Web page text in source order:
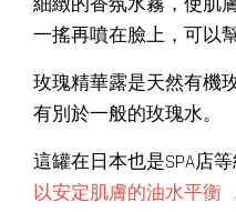
一搖再噴在臉上，可以
玫瑰精華露是天然有機
有別於一般的玫瑰水。
這罐在日本也是SPA店
以安定肌膚的油水平衡